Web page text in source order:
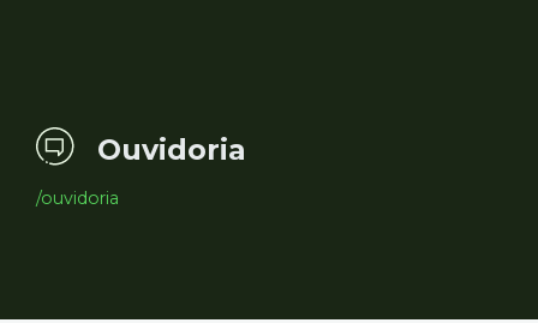
Ouvidoria
/ouvidoria